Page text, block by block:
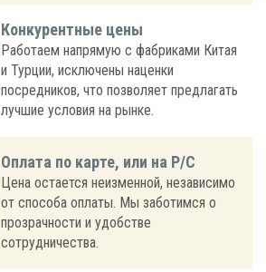
Конкурентные цены
Работаем напрямую с фабриками Китая
и Турции, исключены наценки
посредников, что позволяет предлагать
лучшие условия на рынке.
Оплата по карте, или на Р/С
Цена остается неизменной, независимо
от способа оплаты. Мы заботимся о
прозрачности и удобстве
сотрудничества.